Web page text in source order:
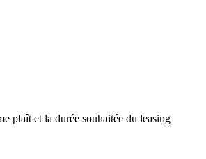
plaît et la durée souhaitée du leasing